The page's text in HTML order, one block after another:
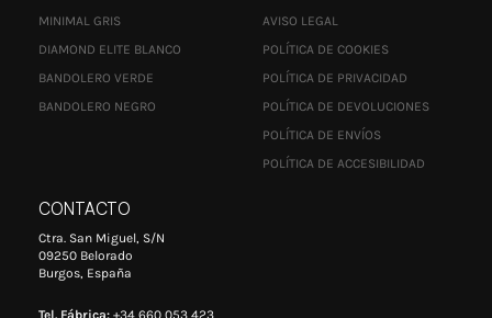
MINIMAL GRIS
DIAMOND ELITE BLANCO
BANDOLERO VERDE
BANDOLERO NEGRO
AVISO LEGAL
POLÍTICA DE COOKIES
POLÍTICA DE PRIVACIDAD
POLÍTICA DE DEVOLUCIONES
POLÍTICA DE ENVÍOS
POLÍTICA DE ACCESIBILIDAD
CONTACTO
Ctra. San Miguel, S/N
09250 Belorado
Burgos, España
Tel. Fábrica: +34 660 053 423